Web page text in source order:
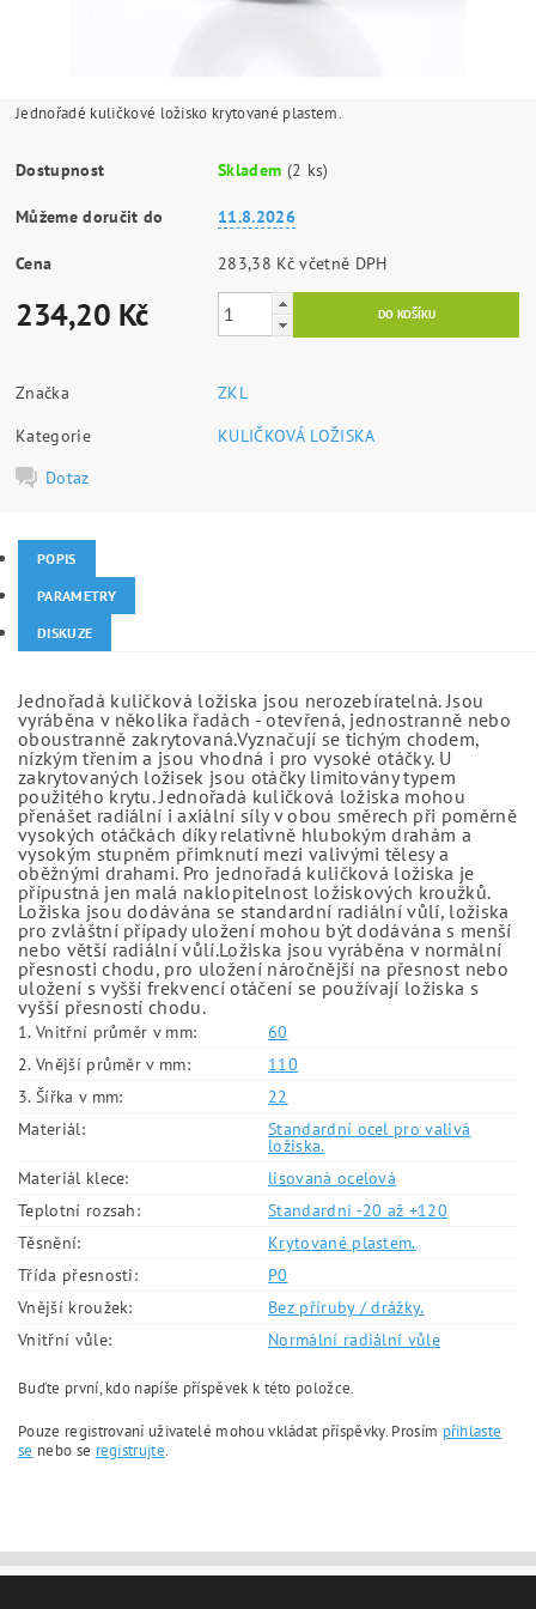
Jednořadé kuličkové ložisko krytované plastem.
Dostupnost Skladem (2 ks)
Můžeme doručit do 11.8.2026
Cena 283,38 Kč včetně DPH
234,20 Kč
Značka
ZKL
Kategorie
KULIČKOVÁ LOŽISKA
Dotaz
POPIS
PARAMETRY
DISKUZE
Jednořadá kuličková ložiska jsou nerozebíratelná. Jsou
vyráběna v několika řadách - otevřená, jednostranně nebo
oboustranně zakrytovaná.Vyznačují se tichým chodem,
nízkým třením a jsou vhodná i pro vysoké otáčky. U
zakrytovaných ložisek jsou otáčky limitovány typem
použitého krytu. Jednořadá kuličková ložiska mohou
přenášet radiální i axiální síly v obou směrech při poměrně
vysokých otáčkách díky relativně hlubokým drahám a
vysokým stupněm přimknutí mezi valivými tělesy a
oběžnými drahami. Pro jednořadá kuličková ložiska je
přípustná jen malá naklopitelnost ložiskových kroužků.
Ložiska jsou dodávána se standardní radiální vůlí, ložiska
pro zvláštní případy uložení mohou být dodávána s menší
nebo větší radiální vůlí.Ložiska jsou vyráběna v normální
přesnosti chodu, pro uložení náročnější na přesnost nebo
uložení s vyšší frekvencí otáčení se používají ložiska s
vyšší přesností chodu.
1. Vnitřní průměr v mm:
60
2. Vnější průměr v mm:
110
3. Šířka v mm:
22
Materiál:
Standardní ocel pro valivá
ložiska.
Materiál klece:
lisovaná ocelová
Teplotní rozsah:
Standardní -20 až +120
Těsnění:
Krytované plastem.
Třída přesnosti:
P0
Vnější kroužek:
Bez příruby / drážky.
Vnitřní vůle:
Normální radiální vůle
Buďte první, kdo napíše příspěvek k této položce.
Pouze registrovaní uživatelé mohou vkládat příspěvky. Prosím přihlaste
se nebo se registrujte.